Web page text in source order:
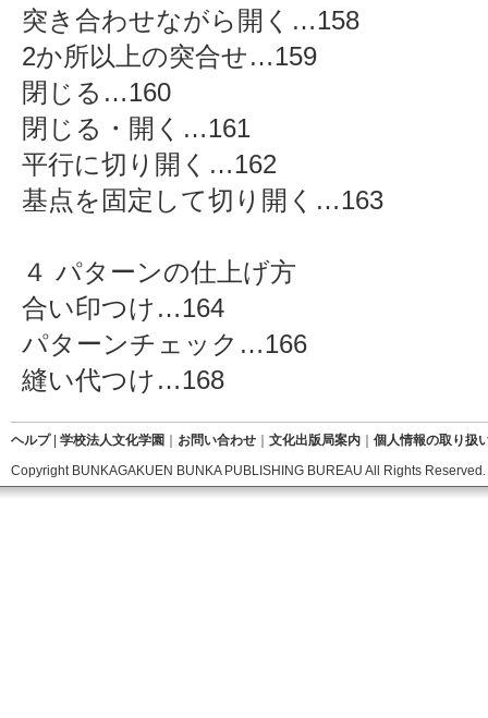
突き合わせながら開く…158
2か所以上の突合せ…159
閉じる…160
閉じる・開く…161
平行に切り開く…162
基点を固定して切り開く…163
４ パターンの仕上げ方
合い印つけ…164
パターンチェック…166
縫い代つけ…168
ヘルプ| 学校法人文化学園 お問い合わせ 文化出版局案内
個人情報の取り扱
Copyright BUNKAGAKUEN BUNKA PUBLISHING BUREAU All Rights Reserved.